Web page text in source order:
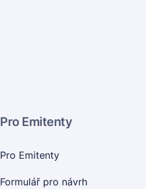
Pro Emitenty
Pro Emitenty
Formulář pro návrh